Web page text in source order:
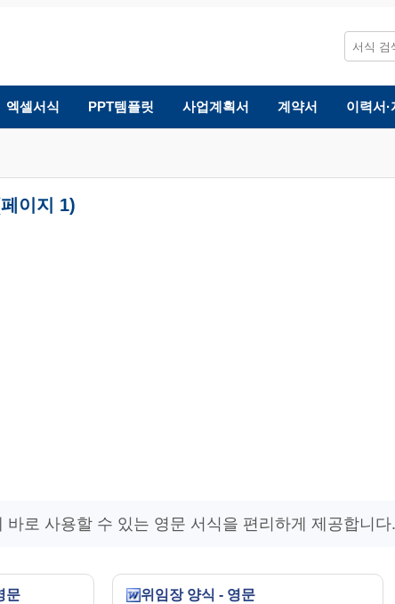
엑셀서식 PPT템플릿 사업계획서 계약서 이력서
이지 1)
바로 사용할 수 있는 영문 서식을 편리하게 제공합니
문
위임장 양식 - 영문